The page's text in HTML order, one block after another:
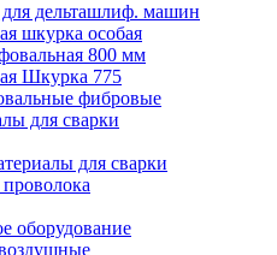
дельташлиф. машин
шкурка особая
800 мм
Шкурка 775
фибровые
для сварки
для сварки
оборудование